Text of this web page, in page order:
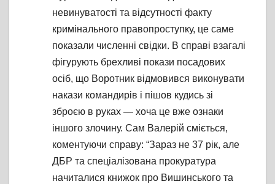
невинуватості та відсутності факту
кримінального правопроступку, це саме
показали численні свідки. В справі взагалі
фігурують брехливі покази посадових
осіб, що Воротник відмовився виконувати
накази командирів і пішов кудись зі
зброєю в руках — хоча це вже ознаки
іншого злочину. Сам Валерій сміється,
коментуючи справу: “Зараз не 37 рік, але
ДБР та спеціалізована прокуратура
начиталися книжок про Вишинського та